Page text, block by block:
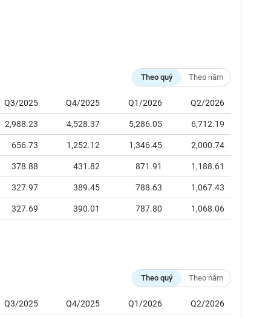
Theo quý Theo năm
Q3/2025 Q4/2025 Q1/2026 Q2/2026
2,988.23 4,528.37 5,286.05 6,712.19
656.73 1,252.12 1,346.45 2,000.74
378.88 431.82 871.91 1,188.61
327.97 389.45 788.63 1,067.43
327.69 390.01 787.80 1,068.06
Theo quý Theo năm
Q3/2025 Q4/2025 Q1/2026 Q2/2026